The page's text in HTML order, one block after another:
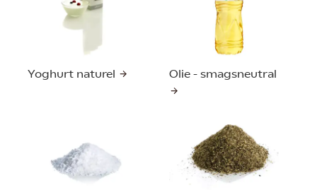
Yoghurt naturel Olie - smagsneutral